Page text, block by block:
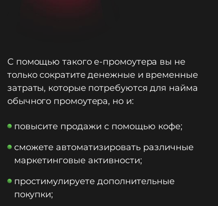
С помощью такого e-промоутера вы не
только сократите денежные и временные
затраты, которые потребуются для найма
обычного промоутера, но и:
повысите продажи с помощью кофе;
сможете автоматизировать различные
маркетинговые активности;
простимулируете дополнительные
покупки;